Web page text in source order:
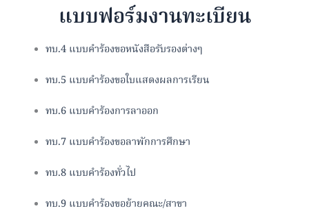
แบบฟอร์มงานทะเบียน
ทบ.4 แบบคำร้องขอหนังสือรับรองต่างๆ
ทบ.5 แบบคำร้องขอใบแสดงผลการเรียน
ทบ.6 แบบคำร้องการลาออก
ทบ.7 แบบคำร้องขอลาพักการศึกษา
ทบ.8 แบบคำร้องทั่วไป
ทบ.9 แบบคำร้องขอย้ายคณะ/สาขา